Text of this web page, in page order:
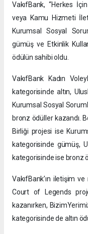
VakıfBank, “Herkes
veya Kamu Hizmeti
Kurumsal Sosyal
gümüş ve Etkinlik
ödülün sahibi oldu.
VakıfBank Kadın
kategorisinde altın,
Kurumsal Sosyal
bronz ödüller kazandı.
Birliği projesi ise
kategorisinde gümüş,
kategorisinde ise bronz
VakıfBank’ın iletişim
Court of Legends
kazanırken,
kategorisinde de altın